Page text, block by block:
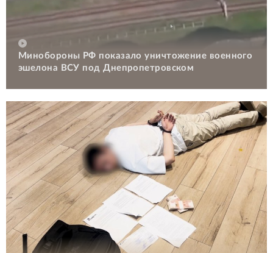
Минобороны РФ показало уничтожение военного
эшелона ВСУ под Днепропетровском